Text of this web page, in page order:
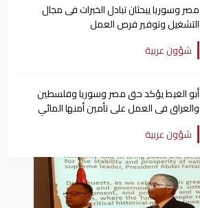
مصر وسوريا يبحثان تبادل الخبرات فى مجال
التشغيل وتوفير فرص العمل
شؤون عربية
أبو الغيط يؤكد حق مصر وسوريا وفلسطين
والعراق فى العمل على تأمين أمنها المائي
شؤون عربية